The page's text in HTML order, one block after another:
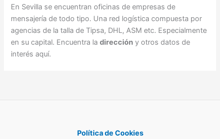
En Sevilla se encuentran oficinas de empresas de
mensajería de todo tipo. Una red logística compuesta por
agencias de la talla de Tipsa, DHL, ASM etc. Especialmente
en su capital. Encuentra ladirección y otros datos de
interés aquí.
Política de Cookies